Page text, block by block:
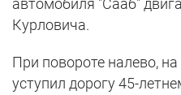
автомобиля "Сааб"
Курловича.
При повороте налево, на
уступил дорогу 45-